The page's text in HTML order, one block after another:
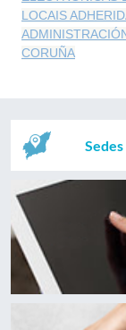
LOCAIS
CORUÑA